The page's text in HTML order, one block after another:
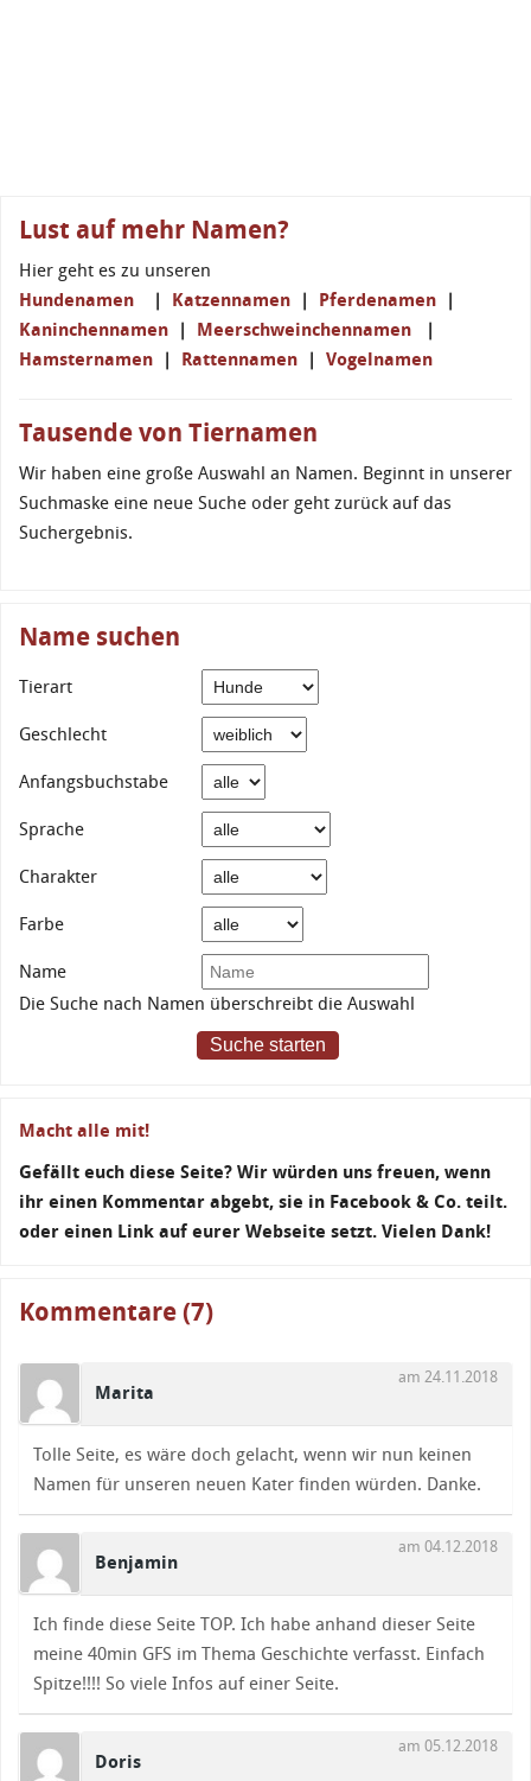
Lust auf mehr Namen?
Hier geht es zu unseren
Hundenamen | Katzennamen | Pferdenamen |
Kaninchennamen | Meerschweinchennamen |
Hamsternamen | Rattennamen | Vogelnamen
Tausende von Tiernamen
Wir haben eine große Auswahl an Namen. Beginnt in unserer
Suchmaske eine neue Suche oder geht zurück auf das
Suchergebnis.
Name suchen
Tierart
Geschlecht
Anfangsbuchstabe
Sprache
Charakter
Farbe
Name
Die Suche nach Namen überschreibt die Auswahl
Suche starten
Macht alle mit!
Gefällt euch diese Seite? Wir würden uns freuen, wenn
ihr einen Kommentar abgebt, sie in Facebook & Co. teilt.
oder einen Link auf eurer Webseite setzt. Vielen Dank!
Kommentare (7)
Marita
am 24.11.2018
Tolle Seite, es wäre doch gelacht, wenn wir nun keinen
Namen für unseren neuen Kater finden würden. Danke.
Benjamin
am 04.12.2018
Ich finde diese Seite TOP. Ich habe anhand dieser Seite
meine 40min GFS im Thema Geschichte verfasst. Einfach
Spitze!!!! So viele Infos auf einer Seite.
Doris
am 05.12.2018